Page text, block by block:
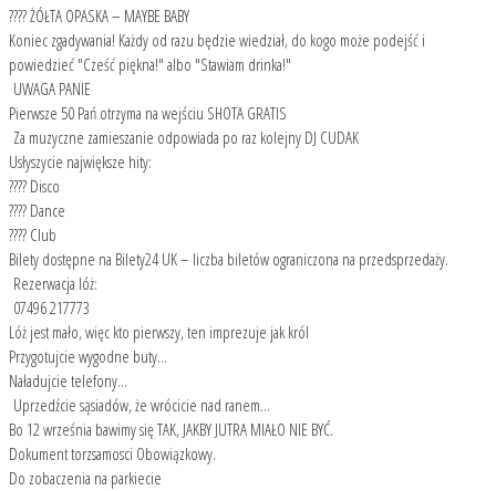
???? ŻÓŁTA OPASKA – MAYBE BABY
Koniec zgadywania! Każdy od razu będzie wiedział, do kogo może podejść i
powiedzieć "Cześć piękna!" albo "Stawiam drinka!"
UWAGA PANIE
Pierwsze 50 Pań otrzyma na wejściu SHOTA GRATIS
Za muzyczne zamieszanie odpowiada po raz kolejny DJ CUDAK
Usłyszycie największe hity:
???? Disco
???? Dance
???? Club
Bilety dostępne na Bilety24 UK – liczba biletów ograniczona na przedsprzedaży.
Rezerwacja lóż:
07496 217773
Lóż jest mało, więc kto pierwszy, ten imprezuje jak król
Przygotujcie wygodne buty...
Naładujcie telefony...
Uprzedźcie sąsiadów, że wrócicie nad ranem...
Bo 12 września bawimy się TAK, JAKBY JUTRA MIAŁO NIE BYĆ.
Dokument torzsamosci Obowiązkowy.
Do zobaczenia na parkiecie